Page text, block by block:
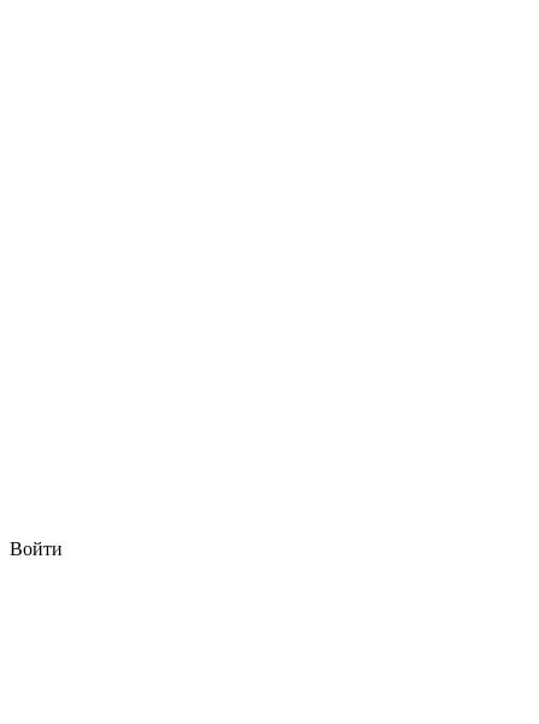
Войти